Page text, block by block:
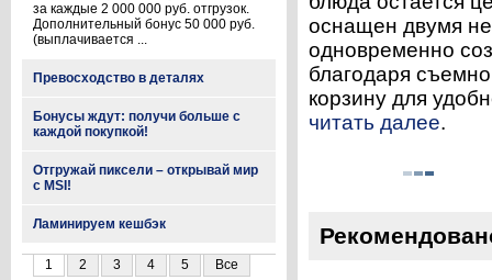
за каждые 2 000 000 руб. отгрузок.
Дополнительный бонус 50 000 руб.
(выплачивается ...
Превосходство в деталях
Бонусы ждут: получи больше с
каждой покупкой!
Отгружай пиксели – открывай мир
с MSI!
Ламинируем кешбэк
1 2 3 4 5 Все
оснащен двумя
одновременно
благодаря
корзину для
читать далее.